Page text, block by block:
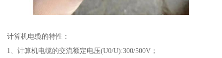
计算机电缆的特性：
1、计算机电缆的交流额定电压(U0/U):300/500V；